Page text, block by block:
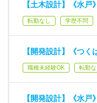
【土木設計】《水
転勤なし 学歴不問
【開発設計】《つ
職種未経験OK 転勤な
【開発設計】《水